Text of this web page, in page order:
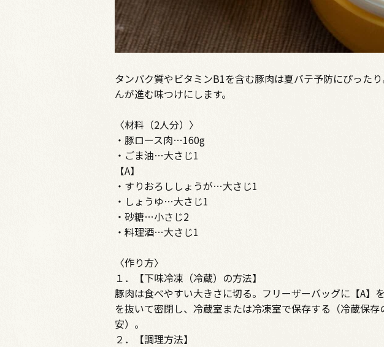
タンパク質やビタミンB1を含む豚肉は夏バテ予防にぴった
んが進む味つけにします。
〈材料（2人分）〉
・豚ロース肉…160g
・ごま油…大さじ1
【A】
・すりおろししょうが…大さじ1
・しょうゆ…大さじ1
・砂糖…小さじ2
・料理酒…大さじ1
〈作り方〉
１．【下味冷凍（冷蔵）の方法】
豚肉は食べやすい大きさに切る。フリーザーバッグに【A】
を抜いて密閉し、冷蔵室または冷凍室で保存する（冷蔵保
安）。
２．【調理方法】